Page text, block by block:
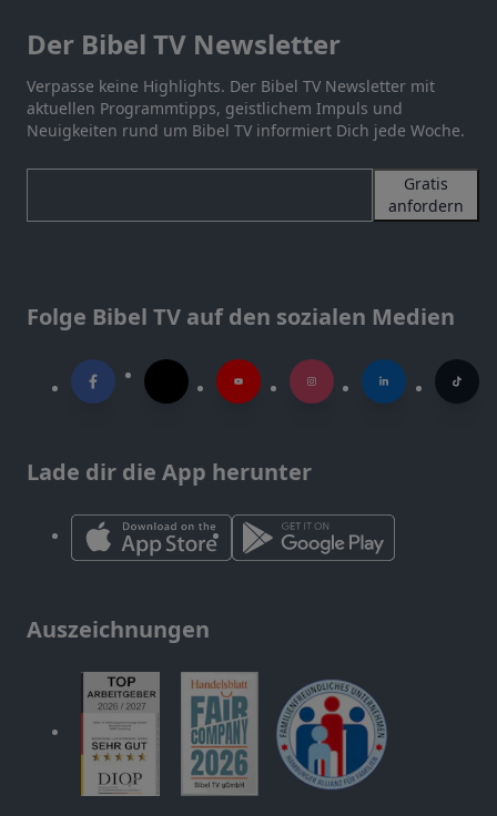
Der Bibel TV Newsletter
Verpasse keine Highlights. Der Bibel TV Newsletter mit
aktuellen Programmtipps, geistlichem Impuls und
Neuigkeiten rund um Bibel TV informiert Dich jede Woche.
Gratis
anfordern
Folge Bibel TV auf den sozialen Medien
Lade dir die App herunter
Auszeichnungen